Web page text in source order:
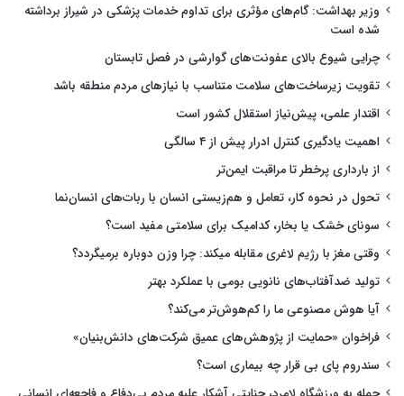
وزیر بهداشت: گام‌های مؤثری برای تداوم خدمات پزشکی در شیراز برداشته
شده است
چرایی شیوع بالای عفونت‌های گوارشی در فصل تابستان
تقویت زیرساخت‌های سلامت متناسب با نیازهای مردم منطقه باشد
اقتدار علمی، پیش‌نیاز استقلال کشور است
اهمیت یادگیری کنترل ادرار پیش از ۴ سالگی
از بارداری پرخطر تا مراقبت ایمن‌تر
تحول در نحوه کار، تعامل و هم‌زیستی انسان با ربات‌های انسان‌نما
سونای خشک یا بخار، کدامیک برای سلامتی مفید است؟
وقتی مغز با رژیم لاغری مقابله میکند: چرا وزن دوباره برمیگردد؟
تولید ضدآفتاب‌های نانویی بومی با عملکرد بهتر
آیا هوش مصنوعی ما را کم‌هوش‌تر می‌کند؟
فراخوان «حمایت از پژوهش‌های عمیق شرکت‌های دانش‌بنیان»
سندروم پای بی قرار چه بیماری است؟